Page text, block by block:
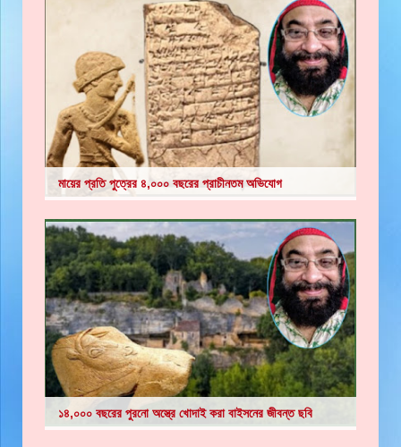
মায়ের প্রতি পুত্রের ৪,০০০ বছরের প্রাচীনতম অভিযোগ
১৪,০০০ বছরের পুরনো অস্ত্রে খোদাই করা বাইসনের জীবন্ত ছবি